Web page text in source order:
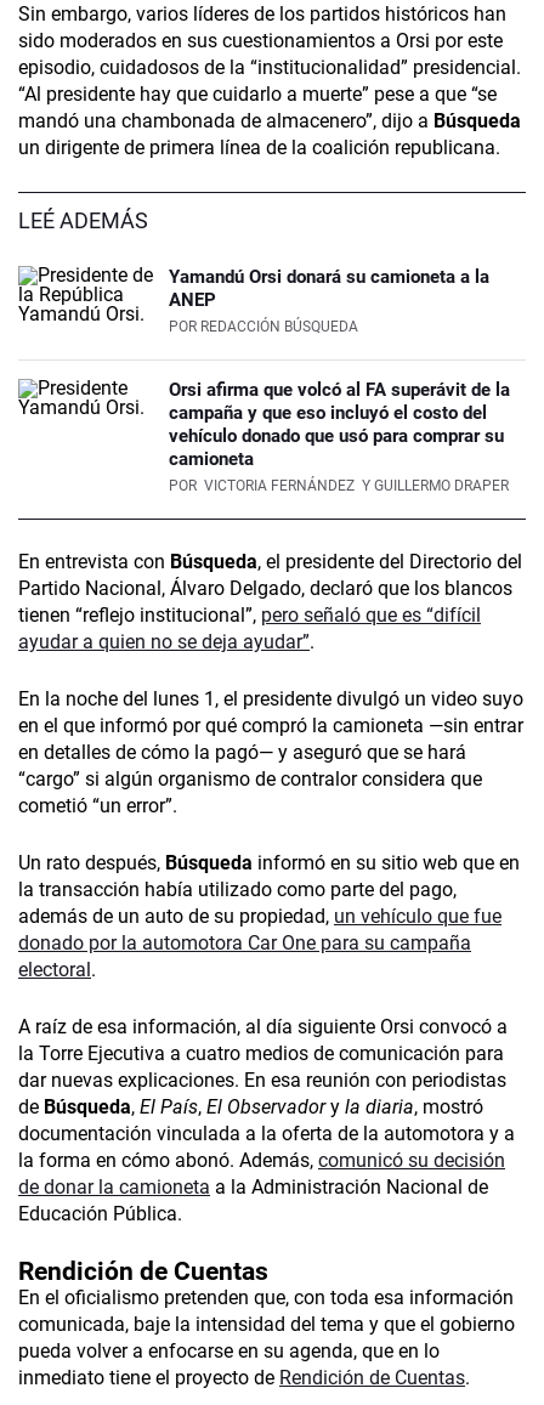
Sin embargo, varios líderes de los partidos históricos han
sido moderados en sus cuestionamientos a Orsi por este
episodio, cuidadosos de la “institucionalidad” presidencial.
“Al presidente hay que cuidarlo a muerte” pese a que “se
mandó una chambonada de almacenero”, dijo a Búsqueda
un dirigente de primera línea de la coalición republicana.
LEÉ ADEMÁS
Yamandú Orsi donará su camioneta a la
ANEP
POR REDACCIÓN BÚSQUEDA
Orsi afirma que volcó al FA superávit de la
campaña y que eso incluyó el costo del
vehículo donado que usó para comprar su
camioneta
POR VICTORIA FERNÁNDEZ Y GUILLERMO DRAPER
En entrevista con Búsqueda, el presidente del Directorio del
Partido Nacional, Álvaro Delgado, declaró que los blancos
tienen “reflejo institucional”, pero señaló que es “difícil
ayudar a quien no se deja ayudar”.
En la noche del lunes 1, el presidente divulgó un video suyo
en el que informó por qué compró la camioneta —sin entrar
en detalles de cómo la pagó— y aseguró que se hará
“cargo” si algún organismo de contralor considera que
cometió “un error”.
Un rato después, Búsqueda informó en su sitio web que en
la transacción había utilizado como parte del pago,
además de un auto de su propiedad, un vehículo que fue
donado por la automotora Car One para su campaña
electoral.
A raíz de esa información, al día siguiente Orsi convocó a
la Torre Ejecutiva a cuatro medios de comunicación para
dar nuevas explicaciones. En esa reunión con periodistas
de Búsqueda, El País, El Observadory la diaria, mostró
documentación vinculada a la oferta de la automotora y a
la forma en cómo abonó. Además, comunicó su decisión
de donar la camioneta a la Administración Nacional de
Educación Pública.
Rendición de Cuentas
En el oficialismo pretenden que, con toda esa información
comunicada, baje la intensidad del tema y que el gobierno
pueda volver a enfocarse en su agenda, que en lo
inmediato tiene el proyecto de Rendición de Cuentas.